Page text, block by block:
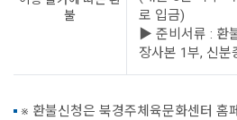
불
로 입금)
▶ 준비서류 : 환
장사본 1부, 신분
※ 환불신청은 북경주체육문화센터 홈